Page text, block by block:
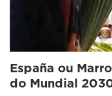
España ou
do Mundial